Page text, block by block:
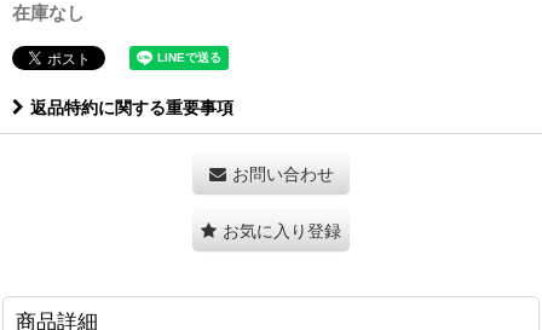
在庫なし
返品特約に関する重要事項
お問い合わせ
お気に入り登録
商品詳細